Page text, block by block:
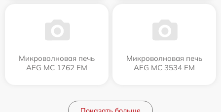
Микроволновая печь
AEG MC 1762 EM
Микроволновая печь
AEG MC 3534 EM